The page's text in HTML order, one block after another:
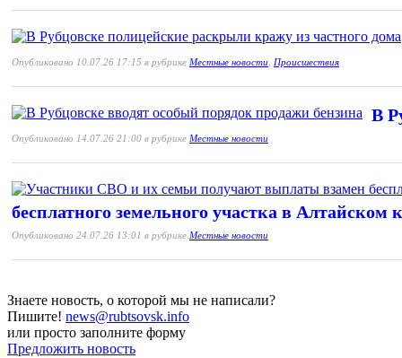
Опубликовано 10.07.26 17:15 в рубрике Местные новости Происшествия
В
Опубликовано 14.07.26 21:00 в рубрике Местные новости
бесплатного земельного участка в Алтайском
Опубликовано 24.07.26 13:01 в рубрике Местные новости
Знаете новость, о которой мы не написали?
Пишите! news@rubtsovsk.info
или просто заполните форму
Предложить новость